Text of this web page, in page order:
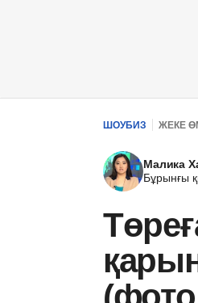
ШОУБИЗ ЖЕКЕ
Малика
Бұрынғы